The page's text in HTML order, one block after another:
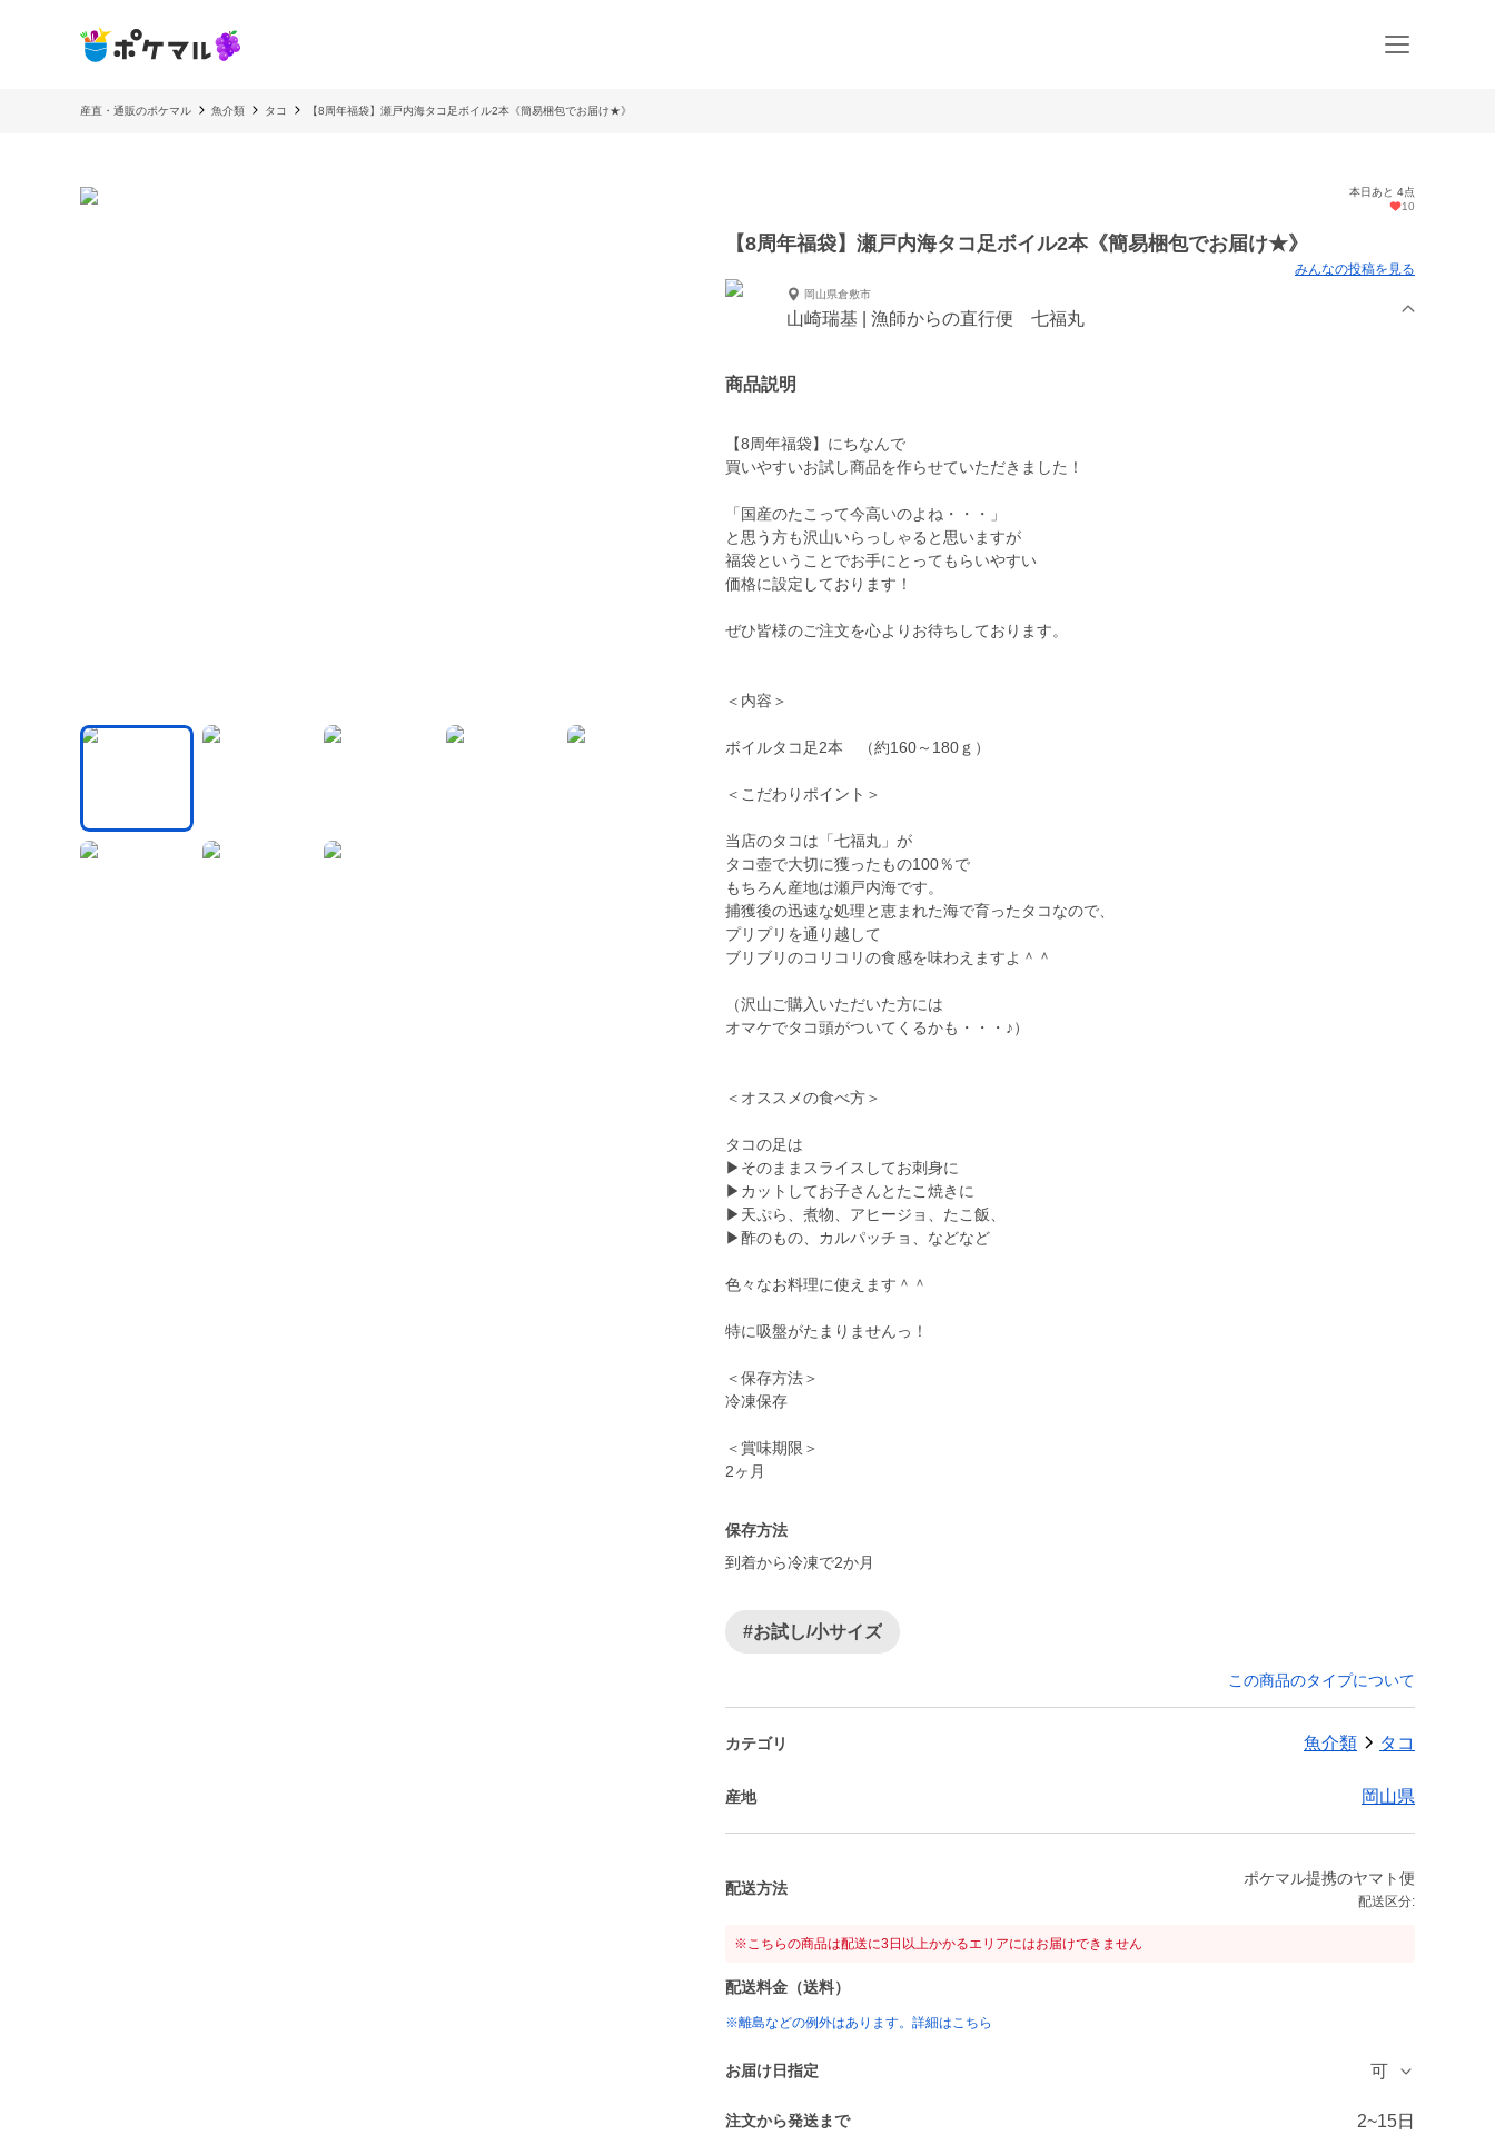
産直・通販のポケマル 魚介類 タコ 【8周年福袋】瀬戸内海タコ足ボイル2本《簡易梱包でお届け★》
本日あと 4点
10
【8周年福袋】瀬戸内海タコ足ボイル2本《簡易梱包でお届け★》
みんなの投稿を見る
岡山県倉敷市
山崎瑞基 | 漁師からの直行便 七福丸
商品説明
【8周年福袋】にちなんで
買いやすいお試し商品を作らせていただきました！
「国産のたこって今高いのよね・・・」
と思う方も沢山いらっしゃると思いますが
福袋ということでお手にとってもらいやすい
価格に設定しております！
ぜひ皆様のご注文を心よりお待ちしております。
＜内容＞
ボイルタコ足2本 （約160～180ｇ）
＜こだわりポイント＞
当店のタコは「七福丸」が
タコ壺で大切に獲ったもの100％で
もちろん産地は瀬戸内海です。
捕獲後の迅速な処理と恵まれた海で育ったタコなので、
プリプリを通り越して
ブリブリのコリコリの食感を味わえますよ＾＾
（沢山ご購入いただいた方には
オマケでタコ頭がついてくるかも・・・♪）
＜オススメの食べ方＞
タコの足は
▶そのままスライスしてお刺身に
▶カットしてお子さんとたこ焼きに
▶天ぷら、煮物、アヒージョ、たこ飯、
▶酢のもの、カルパッチョ、などなど
色々なお料理に使えます＾＾
特に吸盤がたまりませんっ！
＜保存方法＞
冷凍保存
＜賞味期限＞
2ヶ月
保存方法
到着から冷凍で2か月
#お試し/小サイズ
この商品のタイプについて
カテゴリ 魚介類 タコ
産地 岡山県
配送方法
ポケマル提携のヤマト便
配送区分:
※こちらの商品は配送に3日以上かかるエリアにはお届けできません
配送料金（送料）
※離島などの例外はあります。詳細はこちら
お届け日指定 可
注文から発送まで 2~15日